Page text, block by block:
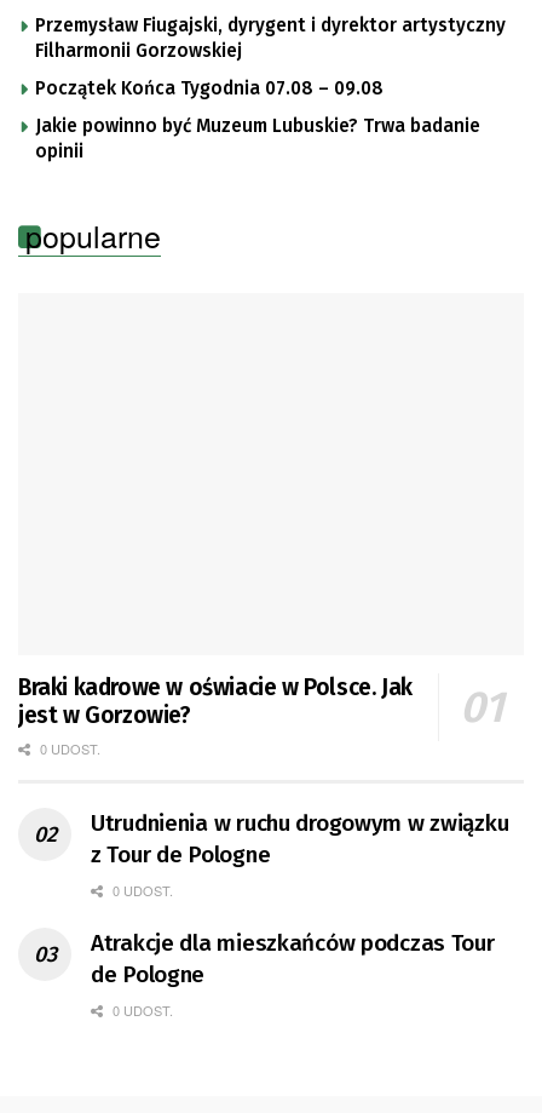
Przemysław Fiugajski, dyrygent i dyrektor artystyczny
Filharmonii Gorzowskiej
Początek Końca Tygodnia 07.08 – 09.08
Jakie powinno być Muzeum Lubuskie? Trwa badanie
opinii
popularne
Braki kadrowe w oświacie w Polsce. Jak
jest w Gorzowie?
0 UDOST.
Utrudnienia w ruchu drogowym w związku
z Tour de Pologne
0 UDOST.
Atrakcje dla mieszkańców podczas Tour
de Pologne
0 UDOST.